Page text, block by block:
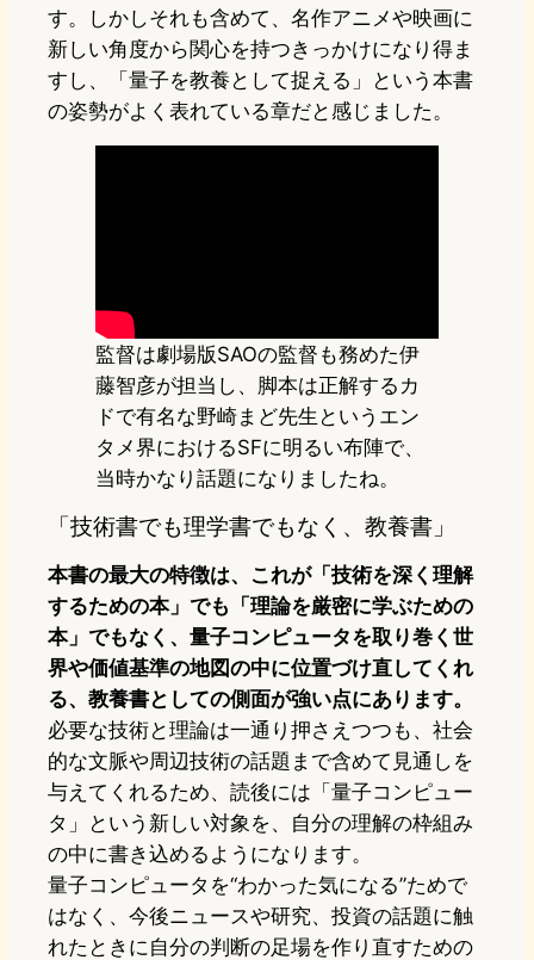
す。しかしそれも含めて、名作アニメや映画に
新しい角度から関心を持つきっかけになり得ま
すし、「量子を教養として捉える」という本書
の姿勢がよく表れている章だと感じました。
監督は劇場版SAOの監督も務めた伊
藤智彦が担当し、脚本は正解するカ
ドで有名な野崎まど先生というエン
タメ界におけるSFに明るい布陣で、
当時かなり話題になりましたね。
「技術書でも理学書でもなく、教養書」
本書の最大の特徴は、これが「技術を深く理解
するための本」でも「理論を厳密に学ぶための
本」でもなく、量子コンピュータを取り巻く世
界や価値基準の地図の中に位置づけ直してくれ
る、教養書としての側面が強い点にあります。
必要な技術と理論は一通り押さえつつも、社会
的な文脈や周辺技術の話題まで含めて見通しを
与えてくれるため、読後には「量子コンピュー
タ」という新しい対象を、自分の理解の枠組み
の中に書き込めるようになります。
量子コンピュータを“わかった気になる”ためで
はなく、今後ニュースや研究、投資の話題に触
れたときに自分の判断の足場を作り直すための